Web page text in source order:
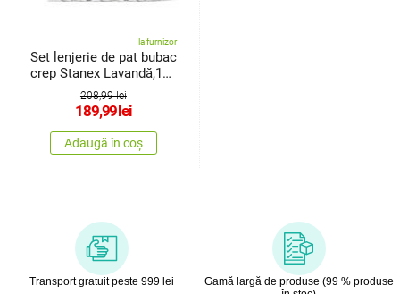
la furnizor
Set lenjerie de pat bubac
crep Stanex Lavandă,140
x 200 cm, 70 x 90 cm
208,99 lei
189,99lei
Adaugă în coș
Transport gratuit peste 999 lei
Gamă largă de produse (99 % produse